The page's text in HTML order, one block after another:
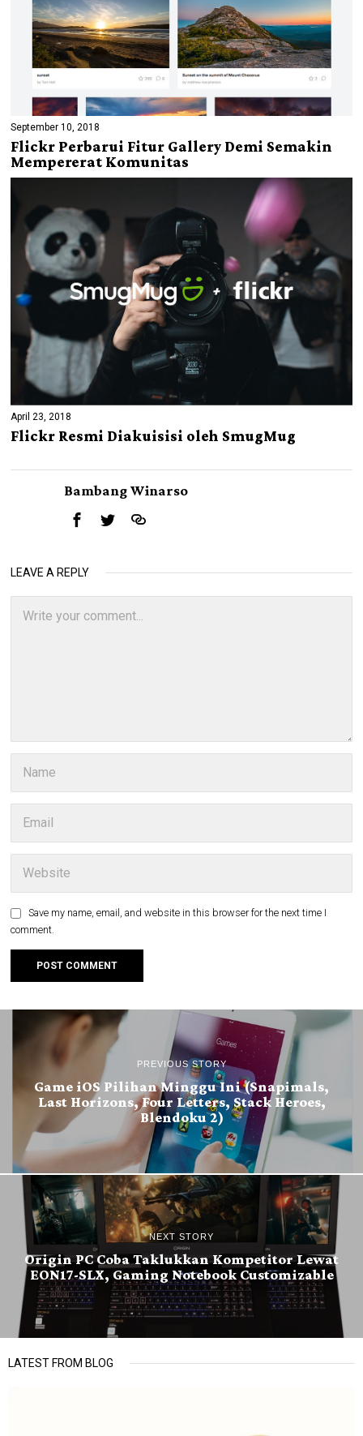
September 10, 2018
Flickr Perbarui Fitur Gallery Demi Semakin
Mempererat Komunitas
April 23, 2018
Flickr Resmi Diakuisisi oleh SmugMug
Bambang Winarso
LEAVE A REPLY
Save my name, email, and website in this browser for the next time I
comment.
PREVIOUS STORY
Game iOS Pilihan Minggu Ini (Snapimals,
Last Horizons, Four Letters, Stack Heroes,
Blendoku 2)
NEXT STORY
Origin PC Coba Taklukkan Kompetitor Lewat
EON17-SLX, Gaming Notebook Customizable
LATEST FROM BLOG